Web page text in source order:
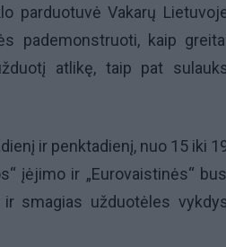
parduotuvė Vakarų
pademonstruoti, kaip
atlikę, taip pat
ir penktadienį, nuo 15 iki
įėjimo ir „Eurovaistinės“ bus
smagias užduotėles